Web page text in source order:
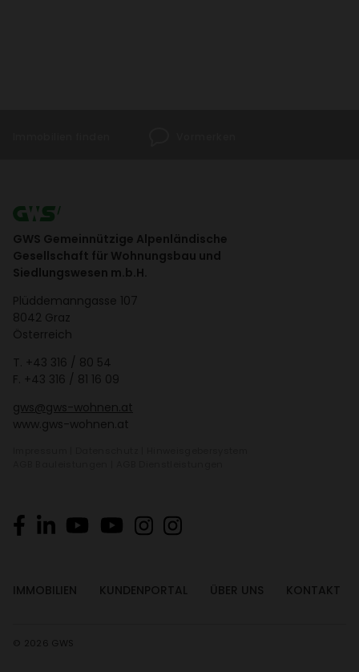
GWS Gemeinnützige Alpenländische
Gesellschaft für Wohnungsbau und
Siedlungswesen m.b.H.
Plüd­de­mann­gasse 107
8042 Graz
Öster­reich
T. +43 316 / 80 54
F. +43 316 / 81 16 09
gws@gws-wohnen.at
www.gws-wohnen.at
IMMO­BI­LIEN KUNDEN­PORTAL ÜBER UNS KONTAKT
© 2026 GWS